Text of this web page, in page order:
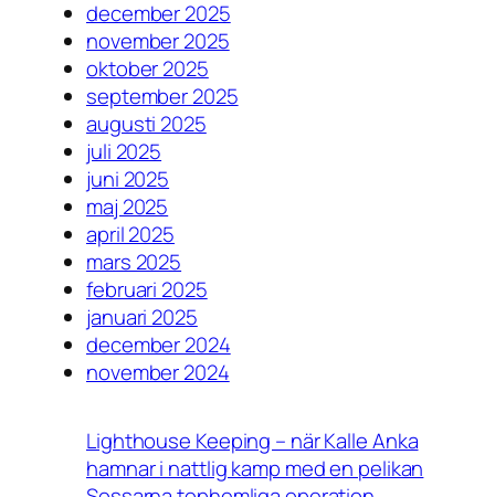
december 2025
november 2025
oktober 2025
september 2025
augusti 2025
juli 2025
juni 2025
maj 2025
april 2025
mars 2025
februari 2025
januari 2025
december 2024
november 2024
Lighthouse Keeping – när Kalle Anka
hamnar i nattlig kamp med en pelikan